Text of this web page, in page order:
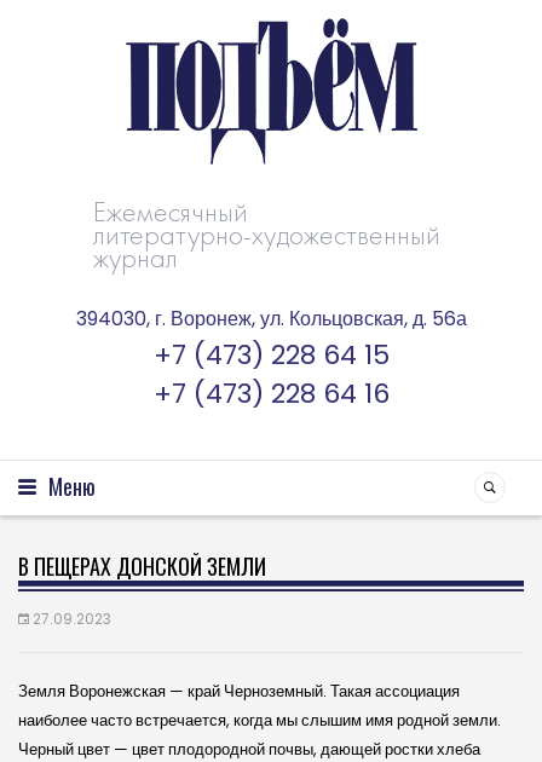
Ежемесячный
литературно-художественный
журнал
394030, г. Воронеж, ул. Кольцовская, д. 56а
+7 (473) 228 64 15
+7 (473) 228 64 16
Меню
В ПЕЩЕРАХ ДОНСКОЙ ЗЕМЛИ
27.09.2023
Земля Воронежская — край Черноземный. Такая ассоциация
наиболее часто встречается, когда мы слышим имя родной земли.
Черный цвет — цвет плодородной почвы, дающей ростки хлеба